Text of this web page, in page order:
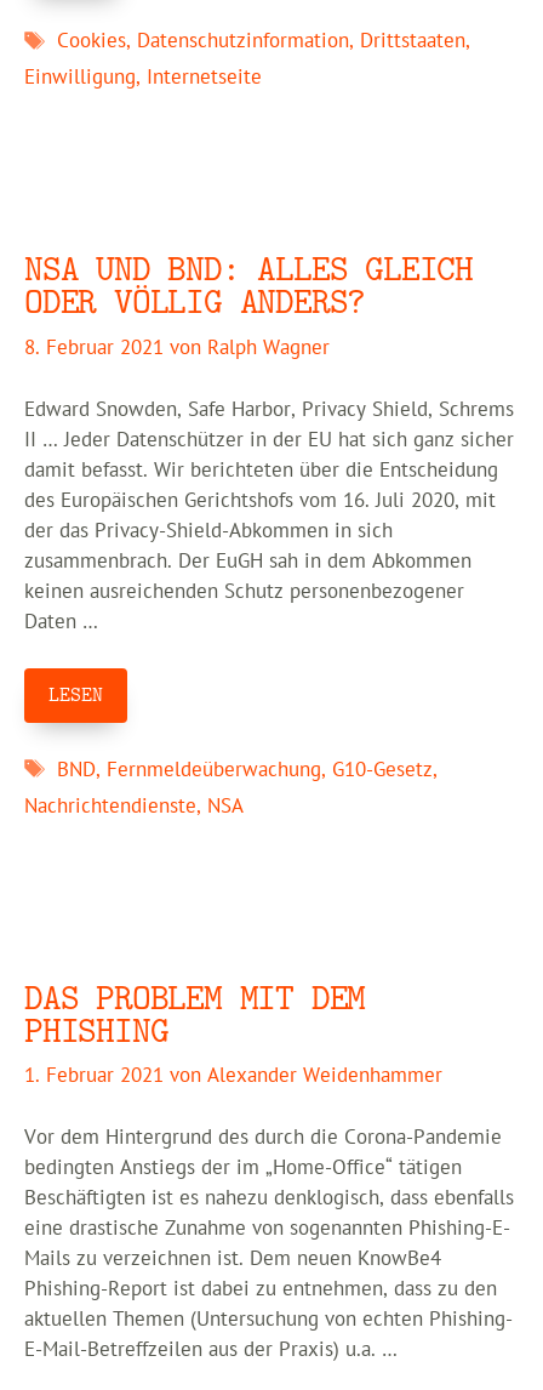
Schlagwörter
Cookies, Datenschutzinformation, Drittstaaten,
Einwilligung, Internetseite
NSA UND BND: ALLES GLEICH
ODER VÖLLIG ANDERS?
8. Februar 2021 von Ralph Wagner
Edward Snowden, Safe Harbor, Privacy Shield, Schrems
II … Jeder Datenschützer in der EU hat sich ganz sicher
damit befasst. Wir berichteten über die Entscheidung
des Europäischen Gerichtshofs vom 16. Juli 2020, mit
der das Privacy-Shield-Abkommen in sich
zusammenbrach. Der EuGH sah in dem Abkommen
keinen ausreichenden Schutz personenbezogener
Daten …
LESEN
Schlagwörter
BND, Fernmeldeüberwachung, G10-Gesetz,
Nachrichtendienste, NSA
DAS PROBLEM MIT DEM
PHISHING
1. Februar 2021 von Alexander Weidenhammer
Vor dem Hintergrund des durch die Corona-Pandemie
bedingten Anstiegs der im „Home-Office“ tätigen
Beschäftigten ist es nahezu denklogisch, dass ebenfalls
eine drastische Zunahme von sogenannten Phishing-E-
Mails zu verzeichnen ist. Dem neuen KnowBe4
Phishing-Report ist dabei zu entnehmen, dass zu den
aktuellen Themen (Untersuchung von echten Phishing-
E-Mail-Betreffzeilen aus der Praxis) u.a. …